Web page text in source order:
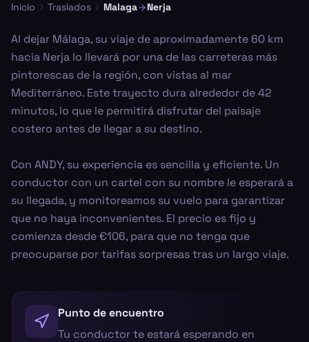
Inicio Traslados Malaga Nerja
Al dejar Málaga, su viaje de aproximadamente 60 km
hacia Nerja lo llevará por una de las carreteras más
pintorescas de la región, con vistas al mar
Mediterráneo. Este trayecto dura alrededor de 42
minutos, lo que le permitirá disfrutar del paisaje
costero antes de llegar a su destino.
Con ANDY, su experiencia es sencilla y eficiente. Un
conductor con un cartel con su nombre le esperará a
su llegada, y monitoreamos su vuelo para garantizar
que no haya inconvenientes. El precio es fijo y
comienza desde €106, para que no tenga que
preocuparse por tarifas sorpresas tras un largo viaje.
Punto de encuentro
Tu conductor te estará esperando en